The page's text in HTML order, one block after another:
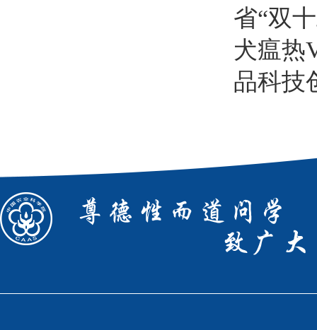
省“双
犬瘟热
品科技